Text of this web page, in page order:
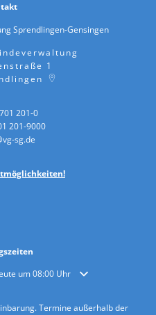
Sprendlingen-Gensingen
1
201-0
201-9000
sg.de
oder Schließzeiten
um 08:00 Uhr
Termine außerhalb der